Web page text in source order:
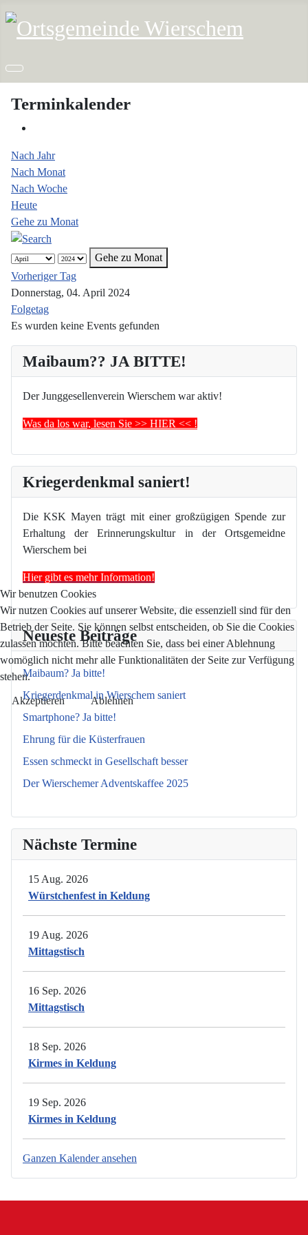
Maibaum?? JA BITTE!
Der Junggesellenverein Wierschem war aktiv!
Was da los war, lesen Sie >> HIER << !
Kriegerdenkmal saniert!
Die KSK Mayen trägt mit einer großzügigen Spende zur
Erhaltung der Erinnerungskultur in der Ortsgemeidne
Wierschem bei
Hier gibt es mehr Information!
Neueste Beiträge
Maibaum? Ja bitte!
Kriegerdenkmal in Wierschem saniert
Smartphone? Ja bitte!
Ehrung für die Küsterfrauen
Essen schmeckt in Gesellschaft besser
Der Wierschemer Adventskaffee 2025
Nächste Termine
15 Aug. 2026
Würstchenfest in Keldung
19 Aug. 2026
Mittagstisch
16 Sep. 2026
Mittagstisch
18 Sep. 2026
Kirmes in Keldung
19 Sep. 2026
Kirmes in Keldung
Ganzen Kalender ansehen
Terminkalender
Nach Jahr
Nach Monat
Nach Woche
Heute
Gehe zu Monat
Gehe zu Monat
Vorheriger Tag
Donnerstag, 04. April 2024
Folgetag
Es wurden keine Events gefunden
Wir benutzen Cookies
Wir nutzen Cookies auf unserer Website, die essenziell sind für den
Betrieb der Seite. Sie können selbst entscheiden, ob Sie die Cookies
zulassen möchten. Bitte beachten Sie, dass bei einer Ablehnung
womöglich nicht mehr alle Funktionalitäten der Seite zur Verfügung
stehen.
Akzeptieren Ablehnen